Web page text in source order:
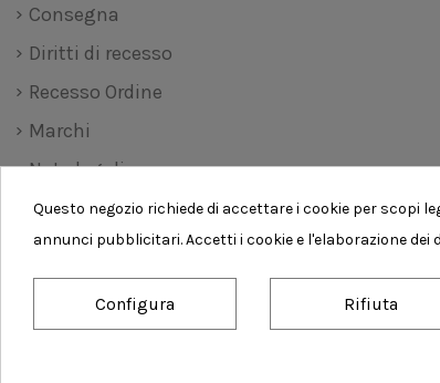
Consegna
Diritti di recesso
Recesso Ordine
Marchi
Note legali
Pagamento sicuro
Privacy Policy - Trattamento dei dati personali
Termini e condizioni d'uso
Questo negozio richiede di accettare i cookie per scopi
annunci pubblicitari. Accetti i cookie e l'elaborazione
Configura Rifiuta